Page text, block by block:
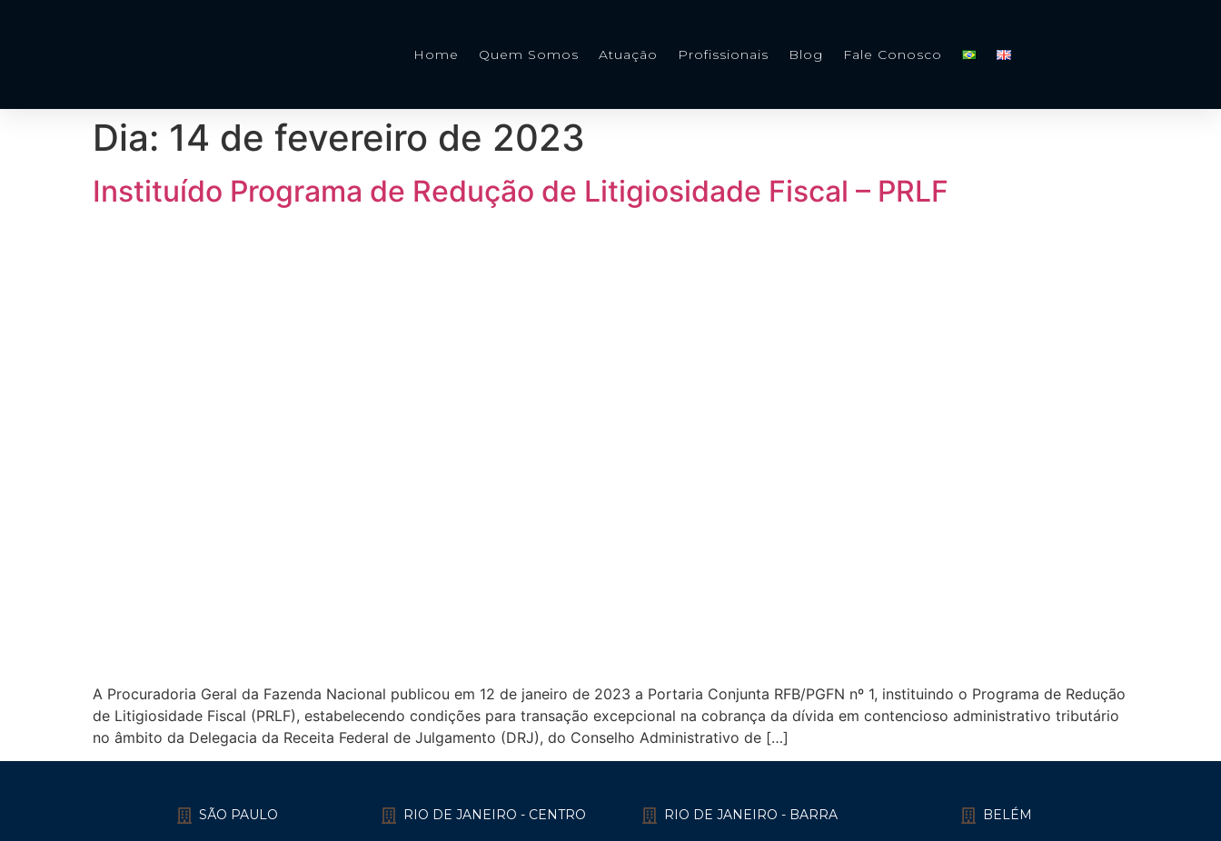
Home Quem Somos Atuação Profissionais Blog Fale Conosco
Dia: 14 de fevereiro de 2023
Instituído Programa de Redução de Litigiosidade Fiscal – PRLF
A Procuradoria Geral da Fazenda Nacional publicou em 12 de janeiro de 2023 a Portaria Conjunta RFB/PGFN nº 1, instituindo o Programa de Redução
de Litigiosidade Fiscal (PRLF), estabelecendo condições para transação excepcional na cobrança da dívida em contencioso administrativo tributário
no âmbito da Delegacia da Receita Federal de Julgamento (DRJ), do Conselho Administrativo de […]
SÃO PAULO RIO DE JANEIRO - CENTRO RIO DE JANEIRO - BARRA BELÉM